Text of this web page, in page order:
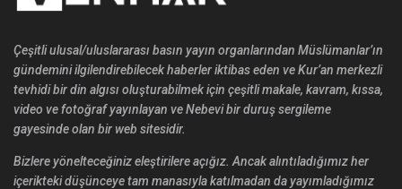
Çeşitli ulusal/uluslararası basın yayın organlarından Müslümanlar’ın
gündemini ilgilendirebilecek haberler iktibas eden ve Kur’an merkezli
tevhidi bir din algısı oluşturabilmek için çeşitli makale, kavram, kıssa,
video ve fotoğraf yayınlayan ve Nebevi bir duruş sergileme
gayesinde olan bir web sitesidir.
Bizlere yönelteceğiniz eleştirilere açığız. Ancak alıntıladığımız her
içerikteki düşünceye tam manasıyla katılmadan da yayımladığımız